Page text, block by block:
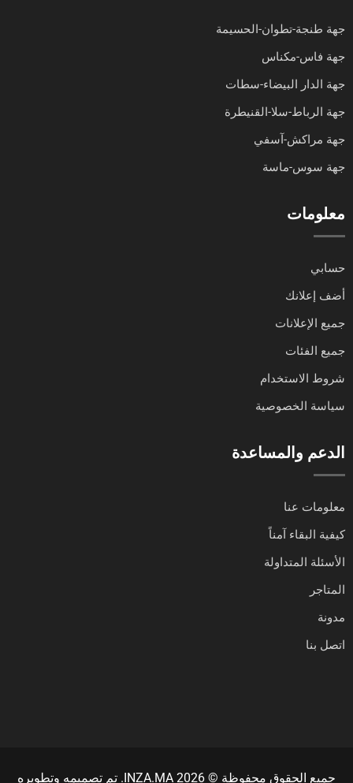
جهة طنجة-تطوان-الحسيمة
جهة فاس-مكناس
جهة الدار البيضاء-سطات
جهة الرباط-سلا-القنيطرة
جهة مراكش-آسفي
جهة سوس-ماسة
معلومات
حسابي
أضف إعلانك
جميع الإعلانات
جميع الفئات
شروط الاستخدام
سياسة الخصوصية
الدعم والمساعدة
معلومات عنا
كيفية البقاء آمناً
الأسئلة المتداولة
المتاجر
مدونة
اتصل بنا
جميع الحقوق محفوظة © INZA.MA 2026. تم تصميمه وتطويره